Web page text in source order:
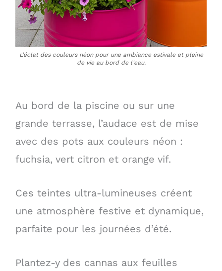
L’éclat des couleurs néon pour une ambiance estivale et pleine
de vie au bord de l’eau.
Au bord de la piscine ou sur une
grande terrasse, l’audace est de mise
avec des pots aux couleurs néon :
fuchsia, vert citron et orange vif.
Ces teintes ultra-lumineuses créent
une atmosphère festive et dynamique,
parfaite pour les journées d’été.
Plantez-y des cannas aux feuilles